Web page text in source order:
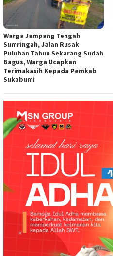
Warga Jampang Tengah
Sumringah, Jalan Rusak
Puluhan Tahun Sekarang Sudah
Bagus, Warga Ucapkan
Terimakasih Kepada Pemkab
Sukabumi